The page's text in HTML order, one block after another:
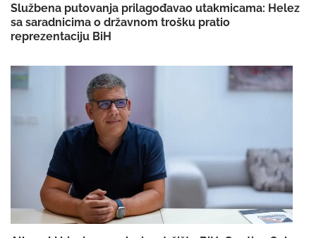
Službena putovanja prilagođavao utakmicama: Helez
sa saradnicima o državnom trošku pratio
reprezentaciju BiH